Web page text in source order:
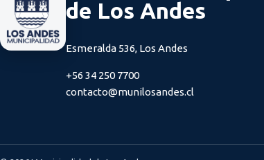
de Los Andes
Esmeralda 536, Los Andes
+56 34 250 7700
contacto@munilosandes.cl